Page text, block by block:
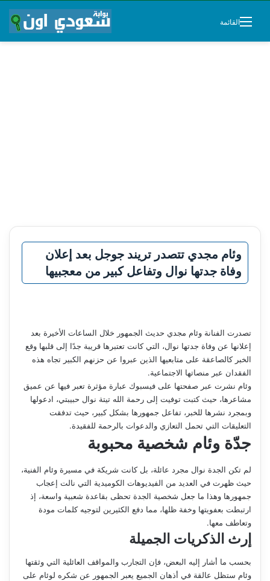
القائمة
وئام مجدي تتصدر تريند جوجل بعد إعلان
وفاة جدتها نوال وتفاعل كبير من معجبيها
تصدرت الفنانة وئام مجدي حديث الجمهور خلال الساعات الأخيرة بعد
إعلانها عن وفاة جدتها نوال، التي كانت تعتبرها قريبة جدًا إلى قلبها وقع
الخبر كالصاعقة على متابعيها الذين عبروا عن حزنهم الكبير تجاه هذه
الفقدان عبر منصاتها الاجتماعية.
وئام نشرت عبر صفحتها على فيسبوك عبارة مؤثرة تعبر فيها عن عميق
مشاعرها، حيث كتبت توفيت إلى رحمة الله تيتة نوال حبيبتي، ادعولها
وبمجرد نشرها للخبر، تفاعل جمهورها بشكل كبير، حيث تدفقت
التعليقات التي تحمل التعازي والدعوات بالرحمة للفقيدة.
جدّة وئام شخصية محبوبة
لم تكن الجدة نوال مجرد عائلة، بل كانت شريكة في مسيرة وئام الفنية،
حيث ظهرت في العديد من الفيديوهات الكوميدية التي نالت إعجاب
جمهورها وهذا ما جعل شخصية الجدة تحظى بقاعدة شعبية واسعة، إذ
ارتبطت بعفويتها وخفة ظلها، مما دفع الكثيرين لتوجيه كلمات مودة
وتعاطف معها.
إرث الذكريات الجميلة
بحسب ما أشار إليه البعض، فإن التجارب والمواقف العائلية التي وثقتها
وئام ستظل عالقة في أذهان الجميع يعبر الجمهور عن شكره لوئام على